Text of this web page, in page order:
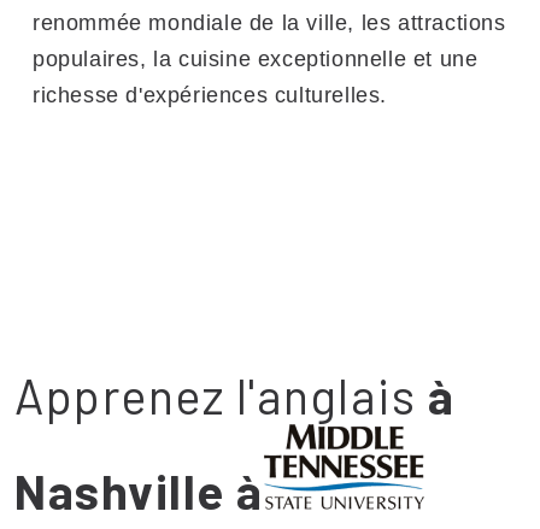
renommée mondiale de la ville, les attractions
populaires, la cuisine exceptionnelle et une
richesse d'expériences culturelles.
Apprenez l'anglais à
Nashville à